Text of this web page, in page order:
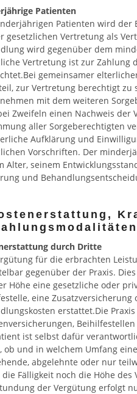
Patienten
Patienten wird der
gesetzlichen Vertretung als
wird gegenüber dem
Vertretung ist zur Zahlung
gemeinsamer
zur Vertretung berechtigt
mit dem weiteren
Zweifeln einen Nachweis der
aller Sorgeberechtigten
Aufklärung und
Vorschriften. Der
Alter, seinem
und
durch Dritte
für die erbrachten
gegenüber der Praxis.
Höhe eine gesetzliche oder
eine
erstattet.Die
ist selbst dafür
ob und in welchem Umfang
abgelehnte oder nur
Fälligkeit noch die Höhe des
der Vergütung erfolgt